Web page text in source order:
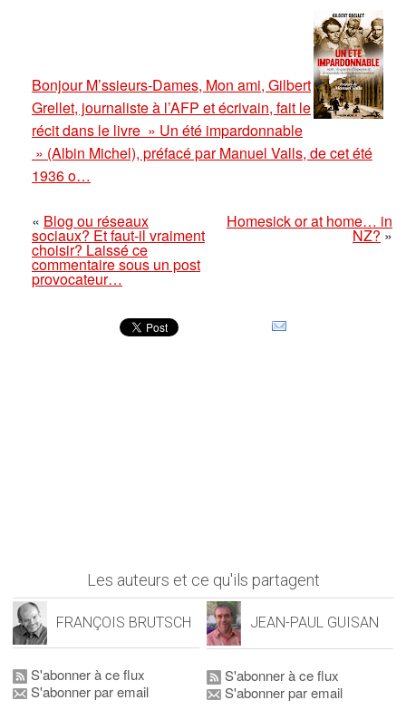
Bonjour M’ssieurs-Dames, Mon ami, Gilbert
Grellet, journaliste à l’AFP et écrivain, fait le
récit dans le livre » Un été impardonnable
» (Albin Michel), préfacé par Manuel Valls, de cet été
1936 o…
« Blog ou réseaux
sociaux? Et faut-il vraiment
choisir? Laissé ce
commentaire sous un post
provocateur…
Homesick or at home… in
NZ?»
Les auteurs et ce qu'ils partagent
FRANÇOIS BRUTSCH
S'abonner à ce flux
S'abonner par email
JEAN-PAUL GUISAN
S'abonner à ce flux
S'abonner par email